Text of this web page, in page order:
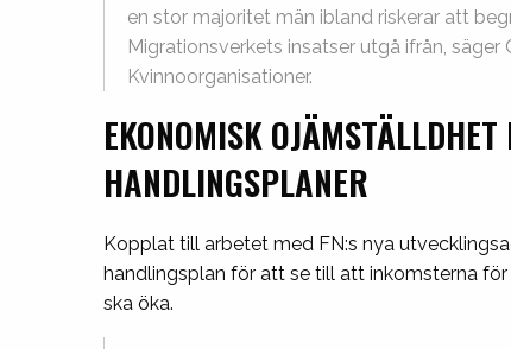
en stor majoritet män ibland riskerar att
Migrationsverkets insatser utgå ifrån, säger
Kvinnoorganisationer.
EKONOMISK
HANDLINGSPLANER
Kopplat till arbetet med FN:s nya
handlingsplan för att se till att inkomsterna
ska öka.